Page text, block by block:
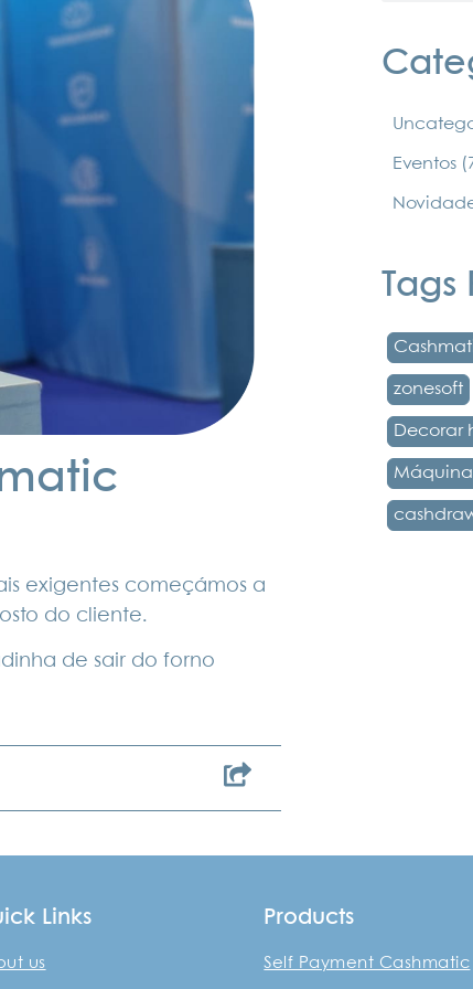
exigentes começámos a
do cliente.
de sair do forno
Eventos
Tags
zonesoft
Decorar
Links
us
Products
Self Payment Cashmatic